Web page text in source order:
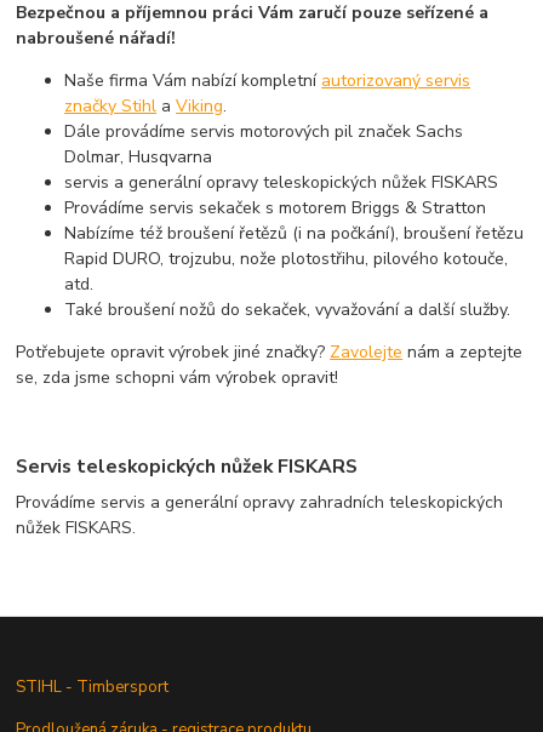
Bezpečnou a příjemnou práci Vám zaručí pouze seřízené a
nabroušené nářadí!
Naše firma Vám nabízí kompletní autorizovaný servis
značky Stihl aViking.
Dále provádíme servis motorových pil značek Sachs
Dolmar, Husqvarna
servis a generální opravy teleskopických nůžek FISKARS
Provádíme servis sekaček s motorem Briggs & Stratton
Nabízíme též broušení řetězů (i na počkání), broušení řetězu
Rapid DURO, trojzubu, nože plotostřihu, pilového kotouče,
atd.
Také broušení nožů do sekaček, vyvažování a další služby.
Potřebujete opravit výrobek jiné značky? Zavolejte nám a zeptejte
se, zda jsme schopni vám výrobek opravit!
Servis teleskopických nůžek FISKARS
Provádíme servis a generální opravy zahradních teleskopických
nůžek FISKARS.
STIHL - Timbersport